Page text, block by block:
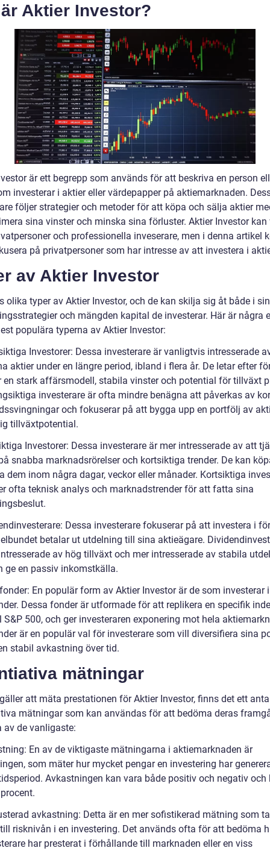
Aktier Investor?
är ett begrepp som används för att beskriva en person
investerar i aktier eller värdepapper på aktiemarknaden.
följer strategier och metoder för att köpa och sälja aktier
sina vinster och minska sina förluster. Aktier Investor kan
och professionella inveserare, men i denna artikel
på privatpersoner som har intresse av att investera i
av Aktier Investor
olika typer av Aktier Investor, och de kan skilja sig åt både i
och mängden kapital de investerar. Här är några
populära typerna av Aktier Investor:
Investorer: Dessa investerare är vanligtvis intresserade
aktier under en längre period, ibland i flera år. De letar efter
en stark affärsmodell, stabila vinster och potential för tillväxt
investerare är ofta mindre benägna att påverkas av
och fokuserar på att bygga upp en portfölj av
tillväxtpotential.
Investorer: Dessa investerare är mer intresserade av att
snabba marknadsrörelser och kortsiktiga trender. De kan
dem inom några dagar, veckor eller månader. Kortsiktiga
ofta teknisk analys och marknadstrender för att fatta sina
Dessa investerare fokuserar på att investera i
betalar ut utdelning till sina aktieägare.
av hög tillväxt och mer intresserade av stabila
ge en passiv inkomstkälla.
En populär form av Aktier Investor är de som investerar i
Dessa fonder är utformade för att replikera en specifik
S&P 500, och ger investeraren exponering mot hela
är en populär val för investerare som vill diversifiera sina
stabil avkastning över tid.
mätningar
att mäta prestationen för Aktier Investor, finns det ett
mätningar som kan användas för att bedöma deras
av de vanligaste:
En av de viktigaste mätningarna i aktiemarknaden är
som mäter hur mycket pengar en investering har
Avkastningen kan vara både positiv och negativ och
avkastning: Detta är en mer sofistikerad mätning som
risknivån i en investering. Det används ofta för att bedöma
har presterat i förhållande till marknaden eller en viss